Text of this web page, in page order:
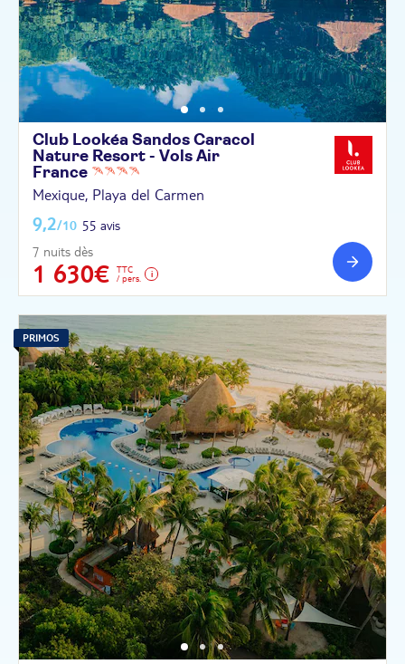
Club Lookéa Sandos Caracol
Nature Resort - Vols Air
France
Mexique, Playa del Carmen
9,2/10 55 avis
7 nuits dès
1 630€
TTC
/ pers.
PRIMOS